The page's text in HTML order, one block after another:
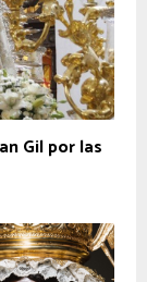
Gil por las